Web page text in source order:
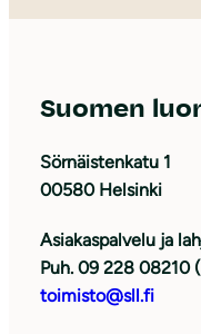
Suomen
Sörnäistenkatu 1
00580 Helsinki
Asiakaspalvelu ja
Puh. 09 228 08210
toimisto@sll.fi